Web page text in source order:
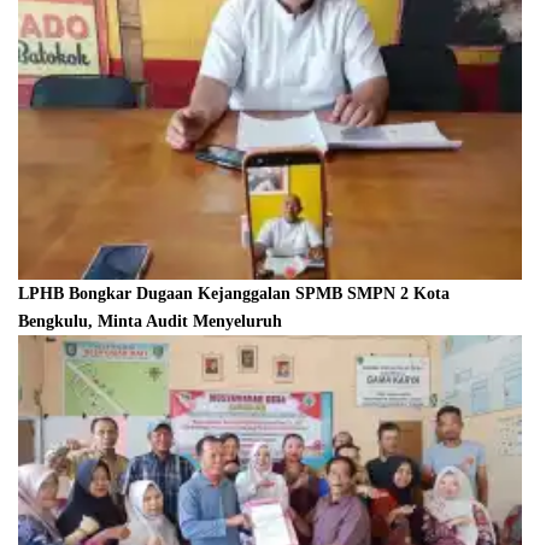
LPHB Bongkar Dugaan Kejanggalan SPMB SMPN 2 Kota
Bengkulu, Minta Audit Menyeluruh